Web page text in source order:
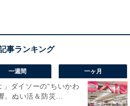
500円）
学生以下 500円）
一週間 一ヶ月
」ダイソーの“ちいかわ
。ぬい活＆防災...